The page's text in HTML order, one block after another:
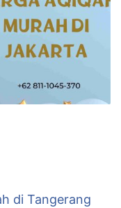
di Tangerang